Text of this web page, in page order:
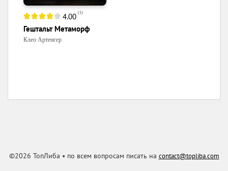
4.00 (1)
Гештальт Метаморф
Клео Артенгер
©2026 ТопЛиба • по всем вопросам писать на contact@topliba.com